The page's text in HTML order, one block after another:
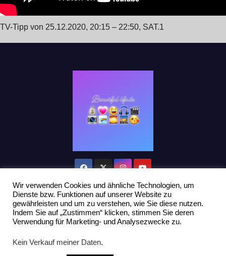
TV-Tipp von 25.12.2020, 20:15 – 22:50, SAT.1
Stolz präsentiert von WordPress|Theme: Newsup vonThemeansar
Home Datenschutzerklärung
Wir verwenden Cookies und ähnliche Technologien, um
Dienste bzw. Funktionen auf unserer Website zu
gewährleisten und um zu verstehen, wie Sie diese nutzen.
Indem Sie auf „Zustimmen“ klicken, stimmen Sie deren
Verwendung für Marketing- und Analysezwecke zu.
Kein Verkauf meiner Daten.